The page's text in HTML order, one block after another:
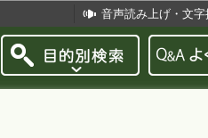
音声読み上げ・文字